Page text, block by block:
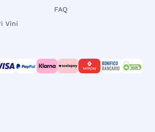
Vini
FAQ